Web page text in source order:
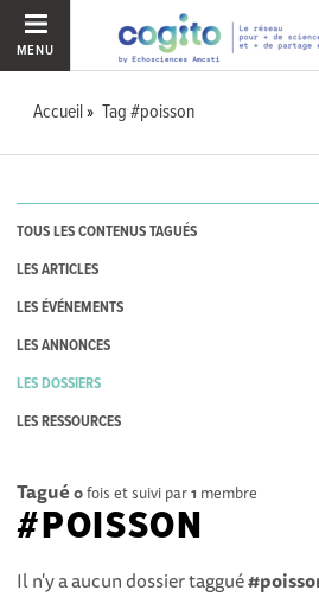
MENU
Accueil Tag #poisson
TOUS LES CONTENUS TAGUÉS
LES ARTICLES
LES ÉVÉNEMENTS
LES ANNONCES
LES DOSSIERS
LES RESSOURCES
Tagué 0fois et suivi par1 membre
#POISSON
Il n'y a aucun dossier taggué